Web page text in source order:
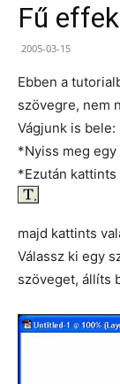
Fű
2005-03-15
Ebben a
szövegre, nem
Vágjunk is bele:
*Nyiss meg
*Ezután
majd kattints
Válassz ki egy
szöveget, állíts